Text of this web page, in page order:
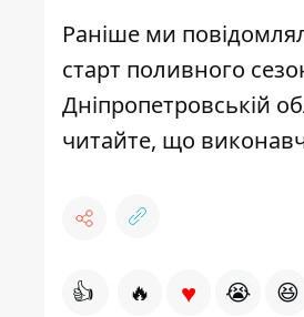
Раніше ми
старт поливного
Дніпропетровській
читайте, що
👍 🔥 ♥ 😭 😆